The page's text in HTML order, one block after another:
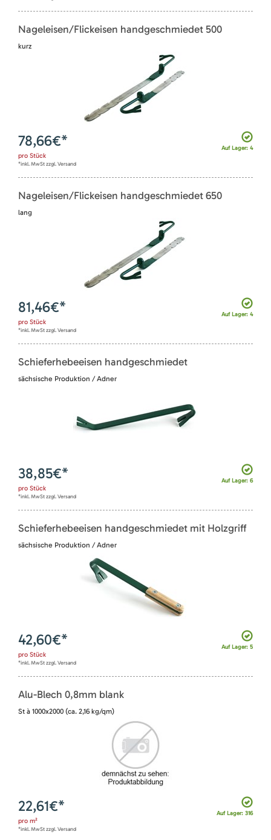
Nageleisen/Flickeisen handgeschmiedet 500
kurz
Auf Lager: 4
78,66€*
pro Stück
*inkl. MwSt zzgl. Versand
Nageleisen/Flickeisen handgeschmiedet 650
lang
Auf Lager: 4
81,46€*
pro Stück
*inkl. MwSt zzgl. Versand
Schieferhebeeisen handgeschmiedet
sächsische Produktion / Adner
Auf Lager: 6
38,85€*
pro Stück
*inkl. MwSt zzgl. Versand
Schieferhebeeisen handgeschmiedet mit Holzgriff
sächsische Produktion / Adner
Auf Lager: 5
42,60€*
pro Stück
*inkl. MwSt zzgl. Versand
Alu-Blech 0,8mm blank
St à 1000x2000 (ca. 2,16 kg/qm)
Auf Lager: 316
22,61€*
pro m²
*inkl. MwSt zzgl. Versand